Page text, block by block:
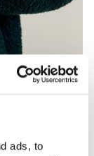
ads, to